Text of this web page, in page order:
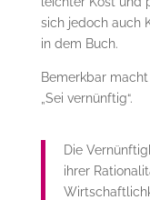
sich jedoch auch
in dem Buch.
Bemerkbar
„Sei vernünftig“.
Die
ihrer